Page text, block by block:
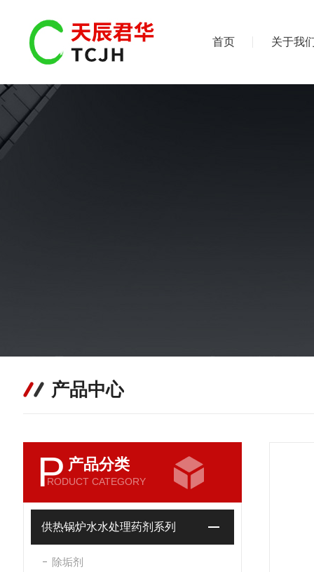
首页 关于我
产品中心
P 产品分类
RODUCT CATEGORY
供热锅炉水水处理药剂系列
除垢剂